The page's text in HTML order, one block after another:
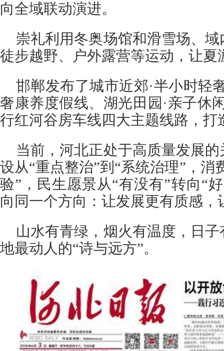
向全域联动演进。
崇礼利用冬奥场馆和滑雪场、
徒步越野、户外露营等运动，让夏
邯郸发布了城市近郊·半小时轻
奢康养度假线、湖光田园·亲子休
行红河谷房车线四大主题线路，打
当前，河北正处于高质量发展
设从“重点整治”到“系统治理”，消
验”，民生愿景从“有没有”转向“
向同一个方向：让发展更有质感，
山水有青绿，烟火有温度，日
地最动人的“诗与远方”。